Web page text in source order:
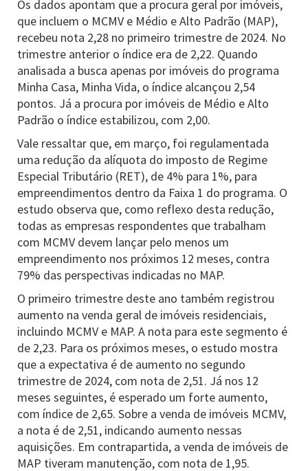
Os dados apontam que a procura geral por imóveis,
que incluem o MCMV e Médio e Alto Padrão (MAP),
recebeu nota 2,28 no primeiro trimestre de 2024. No
trimestre anterior o índice era de 2,22. Quando
analisada a busca apenas por imóveis do programa
Minha Casa, Minha Vida, o índice alcançou 2,54
pontos. Já a procura por imóveis de Médio e Alto
Padrão o índice estabilizou, com 2,00.
Vale ressaltar que, em março, foi regulamentada
uma redução da alíquota do imposto de Regime
Especial Tributário (RET), de 4% para 1%, para
empreendimentos dentro da Faixa 1 do programa. O
estudo observa que, como reflexo desta redução,
todas as empresas respondentes que trabalham
com MCMV devem lançar pelo menos um
empreendimento nos próximos 12 meses, contra
79% das perspectivas indicadas no MAP.
O primeiro trimestre deste ano também registrou
aumento na venda geral de imóveis residenciais,
incluindo MCMV e MAP. A nota para este segmento é
de 2,23. Para os próximos meses, o estudo mostra
que a expectativa é de aumento no segundo
trimestre de 2024, com nota de 2,51. Já nos 12
meses seguintes, é esperado um forte aumento,
com índice de 2,65. Sobre a venda de imóveis MCMV,
a nota é de 2,51, indicando aumento nessas
aquisições. Em contrapartida, a venda de imóveis de
MAP tiveram manutenção, com nota de 1,95.